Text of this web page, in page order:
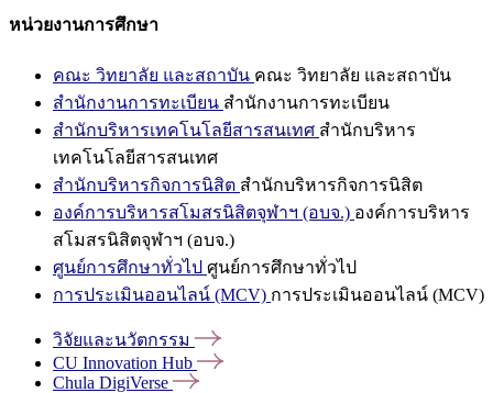
หน่วยงานการศึกษา
คณะ วิทยาลัย และสถาบัน คณะ วิทยาลัย และสถาบัน
สำนักงานการทะเบียน สำนักงานการทะเบียน
สำนักบริหารเทคโนโลยีสารสนเทศ สำนักบริหาร
เทคโนโลยีสารสนเทศ
สำนักบริหารกิจการนิสิต สำนักบริหารกิจการนิสิต
องค์การบริหารสโมสรนิสิตจุฬาฯ (อบจ.) องค์การบริหาร
สโมสรนิสิตจุฬาฯ (อบจ.)
ศูนย์การศึกษาทั่วไป ศูนย์การศึกษาทั่วไป
การประเมินออนไลน์ (MCV) การประเมินออนไลน์ (MCV)
วิจัยและนวัตกรรม
CU Innovation Hub
Chula DigiVerse